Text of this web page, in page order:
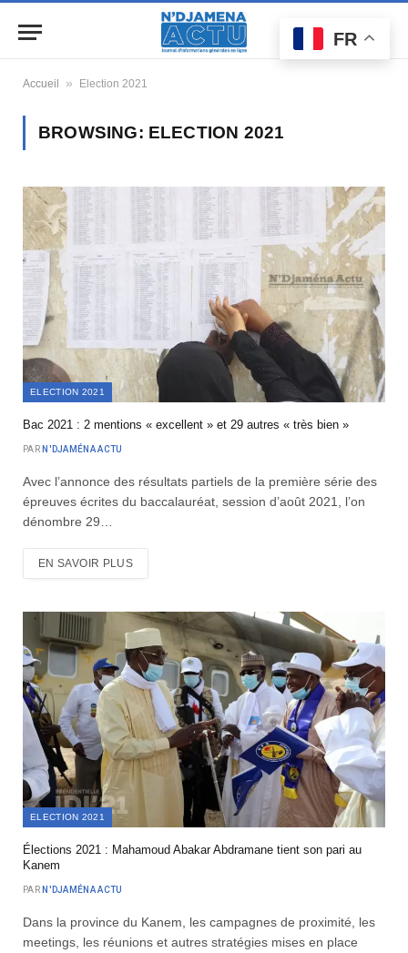
Accueil » Election 2021
BROWSING: ELECTION 2021
ELECTION 2021
Bac 2021 : 2 mentions « excellent » et 29 autres « très bien »
PAR N'DJAMÉNA ACTU
Avec l’annonce des résultats partiels de la première série des
épreuves écrites du baccalauréat, session d’août 2021, l’on
dénombre 29…
EN SAVOIR PLUS
ELECTION 2021
Élections 2021 : Mahamoud Abakar Abdramane tient son pari au
Kanem
PAR N'DJAMÉNA ACTU
Dans la province du Kanem, les campagnes de proximité, les
meetings, les réunions et autres stratégies mises en place
FR